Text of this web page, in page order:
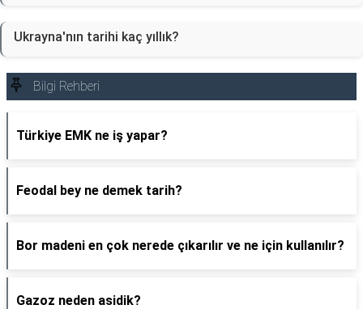
Ukrayna'nın tarihi kaç yıllık?
Bilgi Rehberi
Türkiye EMK ne iş yapar?
Feodal bey ne demek tarih?
Bor madeni en çok nerede çıkarılır ve ne için kullanılır?
Gazoz neden asidik?